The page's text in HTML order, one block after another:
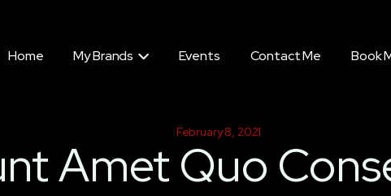
Home My Brands  Events Contact Me Book
February 8, 2021
Amet Quo